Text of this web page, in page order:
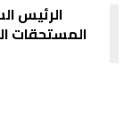
الرئيس
المستحقات